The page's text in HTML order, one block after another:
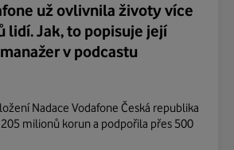
už ovlivnila životy více
lidí. Jak, to popisuje její
v podcastu
Nadace Vodafone Česká republika
milionů korun a podpořila přes 500